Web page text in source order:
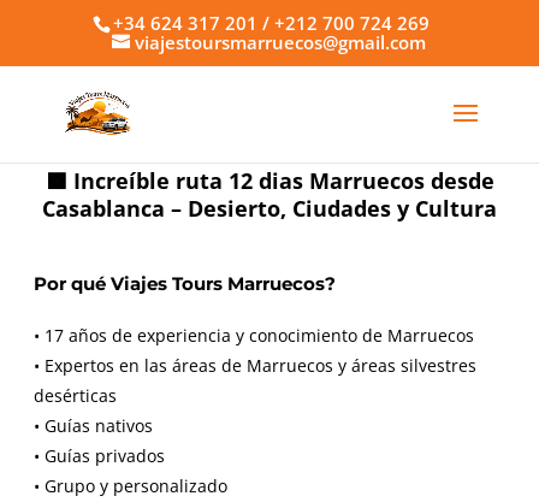
+34 624 317 201 / +212 700 724 269
viajestoursmarruecos@gmail.com
🟩 Increíble ruta 12 dias Marruecos desde
Casablanca – Desierto, Ciudades y Cultura
Por qué Viajes Tours Marruecos?
• 17 años de experiencia y conocimiento de Marruecos
• Expertos en las áreas de Marruecos y áreas silvestres
desérticas
• Guías nativos
• Guías privados
• Grupo y personalizado